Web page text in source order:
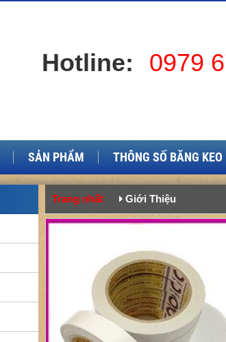
Hotline: 0979
SẢN PHẨM THÔNG SỐ BĂNG KEO
Trang nhất Giới Thiệu